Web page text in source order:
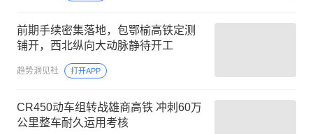
前期手续密集落地，包鄂榆高铁定测
铺开，西北纵向大动脉静待开工
趋势洞见社 打开APP
CR450动车组转战雄商高铁 冲刺60万
公里整车耐久运用考核